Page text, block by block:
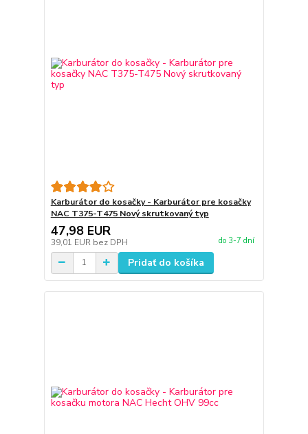
Karburátor do kosačky - Karburátor pre kosačky
NAC T375-T475 Nový skrutkovaný typ
47,98 EUR
39,01 EUR bez DPH do 3-7 dní
Pridať do košíka